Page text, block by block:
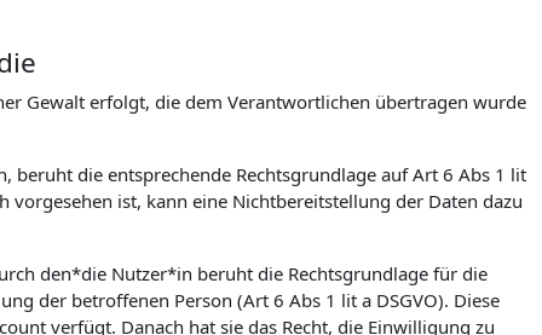
Gewalt erfolgt, die dem Verantwortlichen übertragen wurde
beruht die entsprechende Rechtsgrundlage auf Art 6 Abs 1 lit
ist, kann eine Nichtbereitstellung der Daten dazu
den*die Nutzer*in beruht die Rechtsgrundlage für die
der betroffenen Person (Art 6 Abs 1 lit a DSGVO). Diese
verfügt. Danach hat sie das Recht, die Einwilligung zu